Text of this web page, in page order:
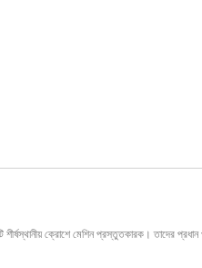
ক্রোশে মেশিন প্রস্তুতকারক। তাদের প্রধান